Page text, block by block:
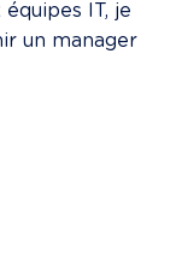
IT, je
un manager